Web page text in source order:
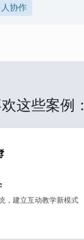
协作
这些案例：
，建立互动教学新模式